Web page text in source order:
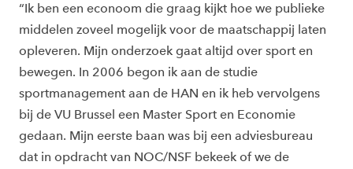
“Ik ben een econoom die graag kijkt hoe we publieke
middelen zoveel mogelijk voor de maatschappij laten
opleveren. Mijn onderzoek gaat altijd over sport en
bewegen. In 2006 begon ik aan de studie
sportmanagement aan de HAN en ik heb vervolgens
bij de VU Brussel een Master Sport en Economie
gedaan. Mijn eerste baan was bij een adviesbureau
dat in opdracht van NOC/NSF bekeek of we de